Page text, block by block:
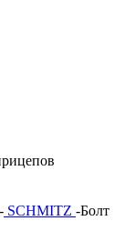
SCHMITZ Болт